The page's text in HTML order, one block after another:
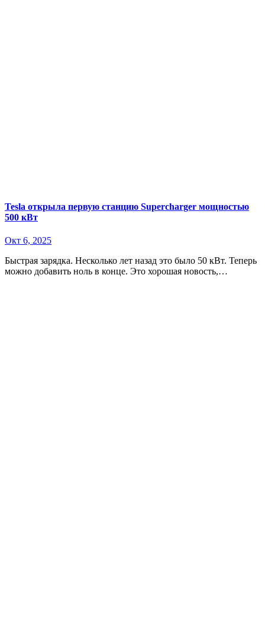
Tesla открыла первую станцию ​​Supercharger мощностью
500 кВт
Окт 6, 2025
Быстрая зарядка. Несколько лет назад это было 50 кВт. Теперь
можно добавить ноль в конце. Это хорошая новость,…